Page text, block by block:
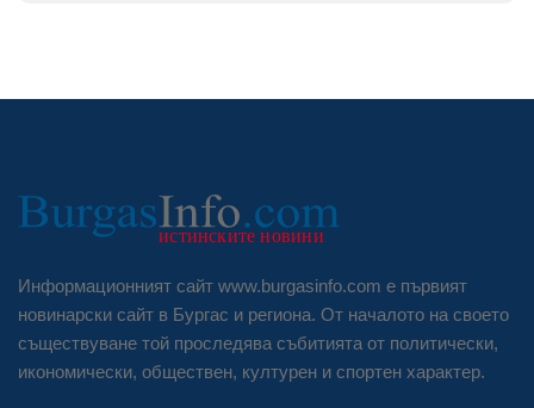
Информационният сайт www.burgasinfo.com е първият
новинарски сайт в Бургас и региона. От началото на своето
съществуване той проследява събитията от политически,
икономически, обществен, културен и спортен характер.